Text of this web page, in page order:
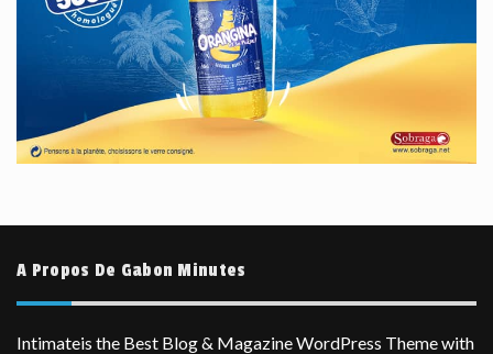
A Propos De Gabon Minutes
Intimateis the Best Blog & Magazine WordPress Theme with